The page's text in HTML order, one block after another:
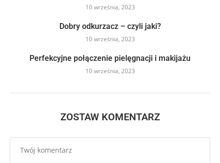
10 września, 2023
Dobry odkurzacz – czyli jaki?
10 września, 2023
Perfekcyjne połączenie pielęgnacji i makijażu
10 września, 2023
ZOSTAW KOMENTARZ